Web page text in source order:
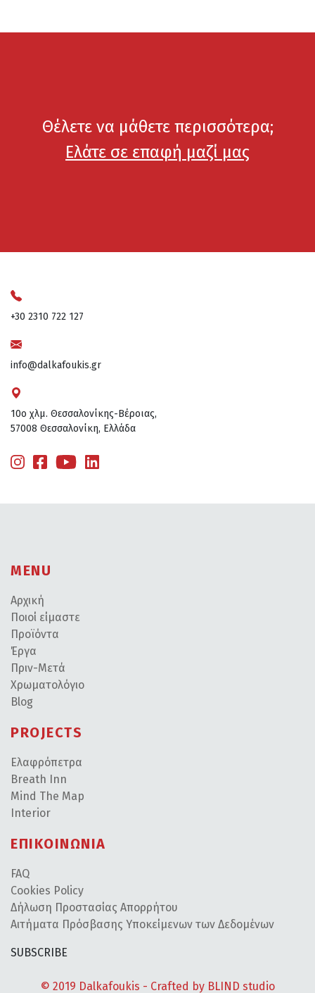
Θέλετε να μάθετε περισσότερα;
Ελάτε σε επαφή μαζί μας
+30 2310 722 127
info@dalkafoukis.gr
10ο χλμ. Θεσσαλονίκης-Βέροιας,
57008 Θεσσαλονίκη, Ελλάδα
MENU
Αρχική
Ποιοί είμαστε
Προϊόντα
Έργα
Πριν-Μετά
Χρωματολόγιο
Blog
PROJECTS
Ελαφρόπετρα
Breath Inn
Mind The Map
Interior
ΕΠΙΚΟΙΝΩΝΙΑ
FAQ
Cookies Policy
Δήλωση Προστασίας Απορρήτου
Αιτήματα Πρόσβασης Υποκείμενων των Δεδομένων
SUBSCRIBE
© 2019 Dalkafoukis - Crafted by BLIND studio